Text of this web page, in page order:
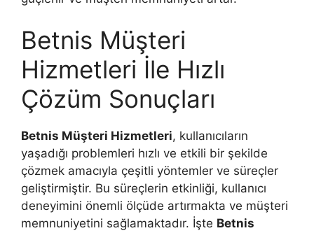
Betnis Müşteri
Hizmetleri İle Hızlı
Çözüm Sonuçları
Betnis Müşteri Hizmetleri, kullanıcıların
yaşadığı problemleri hızlı ve etkili bir şekilde
çözmek amacıyla çeşitli yöntemler ve süreçler
geliştirmiştir. Bu süreçlerin etkinliği, kullanıcı
deneyimini önemli ölçüde artırmakta ve müşteri
memnuniyetini sağlamaktadır. İşte Betnis